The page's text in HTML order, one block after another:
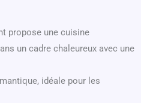
propose une cuisine
un cadre chaleureux avec une
idéale pour les